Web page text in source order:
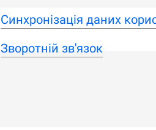
Синхронізація даних
Зворотній зв'язок